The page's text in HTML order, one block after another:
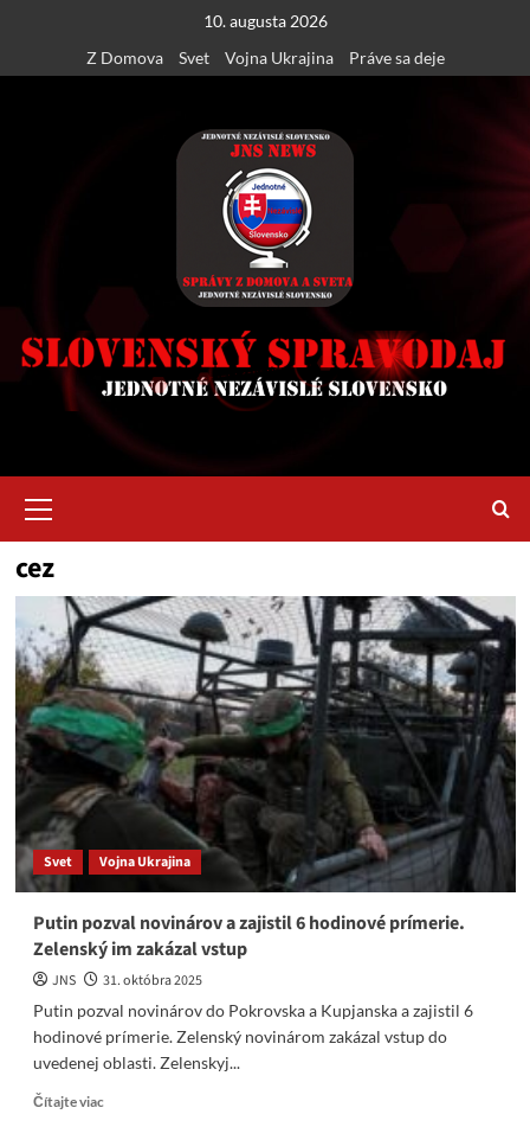
content
10. augusta 2026
Z Domova
Svet Vojna Ukrajina Práve sa deje
Menu
cez
Svet Vojna Ukrajina
Putin pozval novinárov a zajistil 6 hodinové prímerie.
Zelenský im zakázal vstup
JNS
31. októbra 2025
Putin pozval novinárov do Pokrovska a Kupjanska a zajistil 6
hodinové prímerie. Zelenský novinárom zakázal vstup do
uvedenej oblasti. Zelenskyj...
Čítajte viacRead